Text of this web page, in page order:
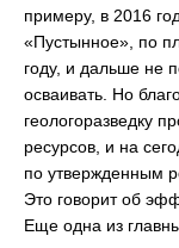
примеру, в 2016
«Пустынное», по
году, и дальше не
осваивать. Но
геологоразведку
ресурсов, и на
по утвержденным
Это говорит об
Еще одна из